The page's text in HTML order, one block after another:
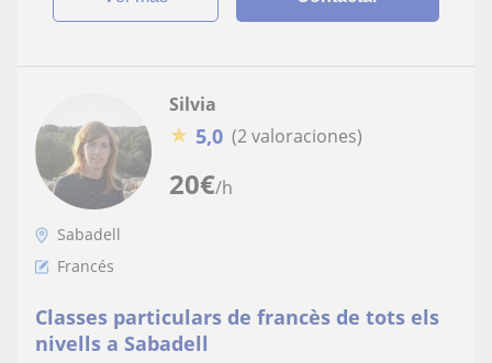
20€/h
Silvia
★ 5,0 (2 valoraciones)
Sabadell
Francés
Classes particulars de francès de tots els
nivells a Sabadell